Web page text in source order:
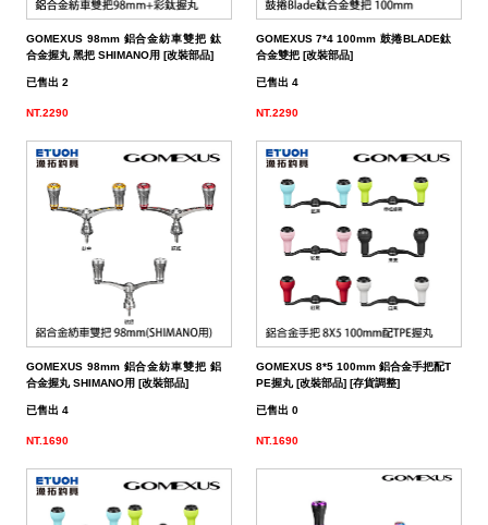
GOMEXUS 98mm 鋁合金紡車雙把 鈦
合金握丸 黑把 SHIMANO用 [改裝部品]
已售出 2
NT.2290
GOMEXUS 7*4 100mm 鼓捲BLADE鈦
合金雙把 [改裝部品]
已售出 4
NT.2290
GOMEXUS 98mm 鋁合金紡車雙把 鋁
合金握丸 SHIMANO用 [改裝部品]
已售出 4
NT.1690
GOMEXUS 8*5 100mm 鋁合金手把配T
PE握丸 [改裝部品] [存貨調整]
已售出 0
NT.1690